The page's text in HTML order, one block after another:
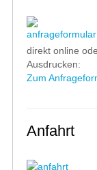
direkt online
Ausdrucken:
Zum
Anfahrt